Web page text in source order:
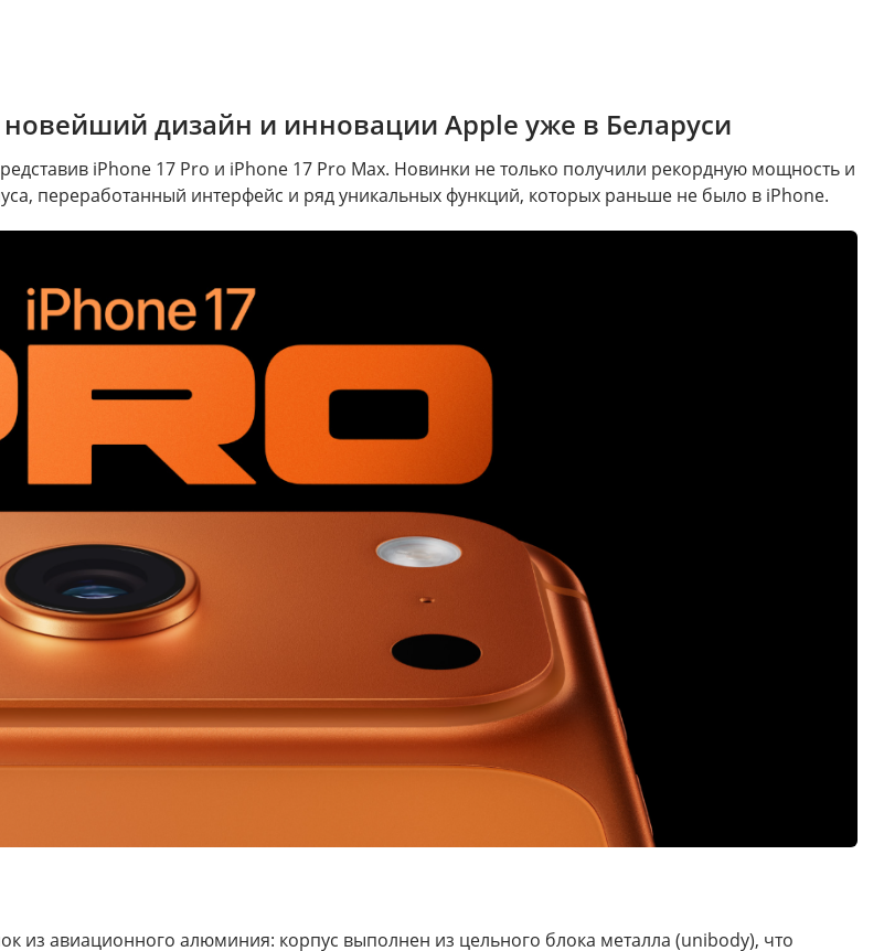
дизайн и инновации Apple уже в Беларуси
iPhone 17 Pro и iPhone 17 Pro Max. Новинки не только получили рекордную мощность и
переработанный интерфейс и ряд уникальных функций, которых раньше не было в iPhone.
из авиационного алюминия: корпус выполнен из цельного блока металла (unibody), что